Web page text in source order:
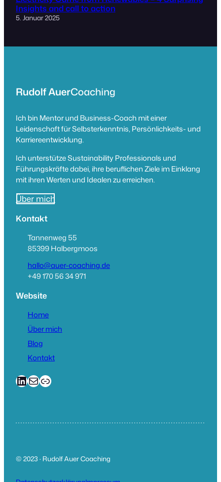
Insights and call to action
5. Januar 2025
Rudolf AuerCoaching
Ich bin Mentor und Business-Coach mit einer
Leidenschaft für Selbsterkenntnis, Persönlichkeits- und
Karriereentwicklung.
Ich unterstütze Sustainability Professionals und
Führungskräfte dabei, ihre beruflichen Ziele im Einklang
mit ihren Werten und Idealen zu erreichen.
Über mich
Kontakt
Tannenweg 55
85399 Halbergmoos
hallo@auer-coaching.de
+49 170 56 34 971
Website
Home
Über mich
Blog
Kontakt
LinkedIn E-Mail Link
© 2023 · Rudolf Auer Coaching